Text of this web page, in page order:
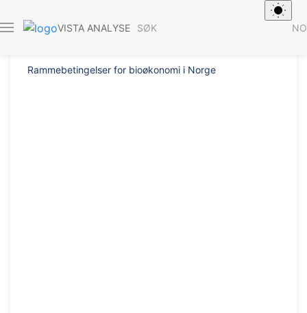
VISTA ANALYSE SØK NO
Rammebetingelser for bioøkonomi i Norge